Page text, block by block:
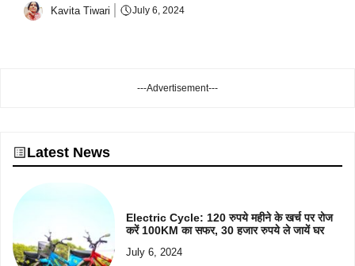
Kavita Tiwari July 6, 2024
---Advertisement---
Latest News
Electric Cycle: 120 रुपये महीने के खर्च पर रोज
करें 100KM का सफर, 30 हजार रुपये ले जायें घर
July 6, 2024